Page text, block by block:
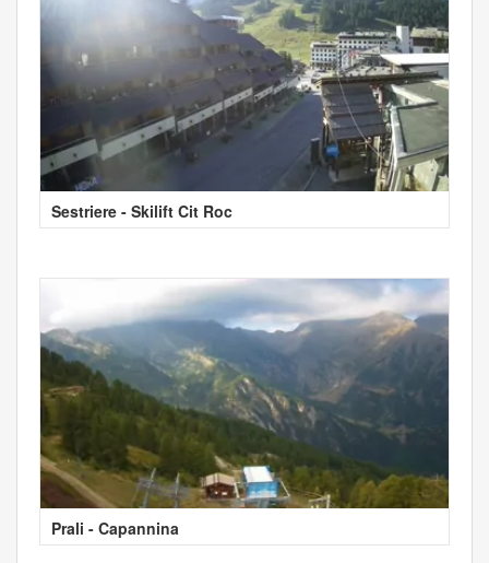
Sestriere - Skilift Cit Roc
Prali - Capannina